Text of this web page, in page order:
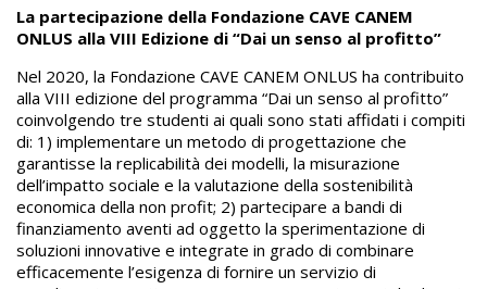
La partecipazione della Fondazione CAVE CANEM
ONLUS alla VIII Edizione di “Dai un senso al profitto”
Nel 2020, la Fondazione CAVE CANEM ONLUS ha contribuito
alla VIII edizione del programma “Dai un senso al profitto”
coinvolgendo tre studenti ai quali sono stati affidati i compiti
di: 1) implementare un metodo di progettazione che
garantisse la replicabilità dei modelli, la misurazione
dell’impatto sociale e la valutazione della sostenibilità
economica della non profit; 2) partecipare a bandi di
finanziamento aventi ad oggetto la sperimentazione di
soluzioni innovative e integrate in grado di combinare
efficacemente l’esigenza di fornire un servizio di